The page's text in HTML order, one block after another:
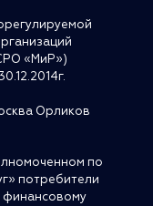
«МиР»)
Орликов
по
потребители
финансовому